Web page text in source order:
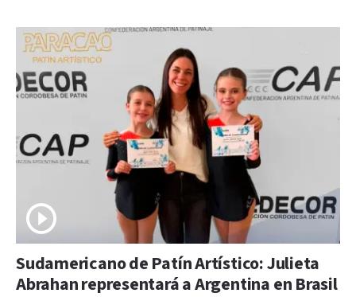
Sudamericano de Patín Artístico: Julieta
Abrahan representará a Argentina en Brasil